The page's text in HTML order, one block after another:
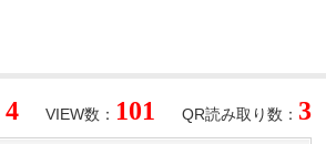
QR読み取り数： 3
VIEW数： 101
4